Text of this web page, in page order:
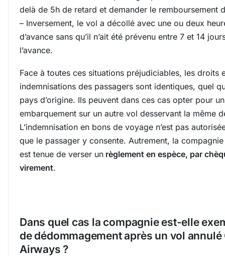
delà de 5h de retard et demander le remboursement
– Inversement, le vol a décollé avec une ou deux
d’avance sans qu’il n’ait été prévenu entre 7 et 14
l’avance.
Face à toutes ces situations préjudiciables, les droits
indemnisations des passagers sont identiques, quel
pays d’origine. Ils peuvent dans ces cas opter pour un
embarquement sur un autre vol desservant la même
L’indemnisation en bons de voyage n’est pas
que le passager y consente. Autrement, la
est tenue de verser un règlement en espèce, par
virement.
Dans quel cas la compagnie est-elle
de dédommagement après un vol annulé
Airways ?